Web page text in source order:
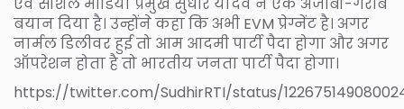
बयान दिया है। उन्होंने कहा कि अभी EVM प्रेग्नेंट है। अगर
नार्मल डिलीवर हुई तो आम आदमी पार्टी पैदा होगा और अगर
ऑपरेशन होता है तो भारतीय जनता पार्टी पैदा होगा।
https://twitter.com/SudhirRTI/status/